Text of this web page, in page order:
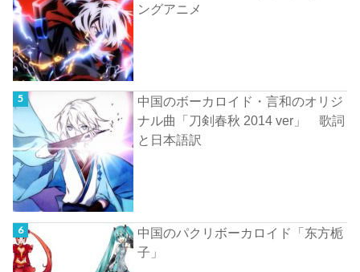
ングアニメ
中国のボーカロイド・言和のオリジ
ナル曲「刀剣春秋 2014 ver」 歌詞
と日本語訳
中国のパクリボーカロイド「东方栀
子」